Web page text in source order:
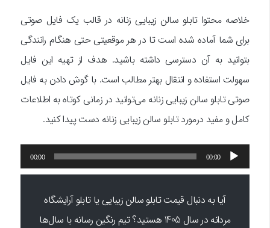
خلاصه محتوا تابلو سالن زیبایی زنانه در قالب یک فایل صوتی
برای شما آماده شده است تا در هر موقعیتی حتی هنگام رانندگی
بتوانید به آن دسترسی داشته باشید. هدف از تهیه این فایل
سهولت استفاده و انتقال بهتر مطالب است. با گوش دادن به فایل
صوتی تابلو سالن زیبایی زنانه می‌توانید در زمانی کوتاه به اطلاعات
کامل و مفید درمورد تابلو سالن زیبایی زنانه دست پیدا کنید.
پخش‌کننده
صوت
00:00
00:00
آیا به دنبال قیمت تابلو سالن زیبایی یا تابلو آرایشگاه
مردانه در سال 1405 هستید؟ تیم رنگین رسانه با سال‌ها